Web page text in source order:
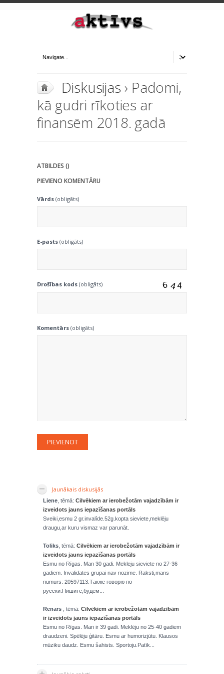
Diskusijas › Padomi,
kā gudri rīkoties ar
finansēm 2018. gadā
ATBILDES ()
PIEVIENO KOMENTĀRU
Vārds (obligāts)
E-pasts (obligāts)
Drošības kods (obligāts)
Komentārs (obligāts)
Jaunākais diskusijās
Liene , tēmā: Cilvēkiem ar ierobežotām vajadzībām ir
izveidots jauns iepazīšanas portāls
Sveiki,esmu 2 gr.invalíde.52g.kopta sieviete,meklēju
draugu,ar kuru vismaz var parunāt.
Toliks , tēmā: Cilvēkiem ar ierobežotām vajadzībām ir
izveidots jauns iepazīšanas portāls
Esmu no Rīgas. Man 30 gadi. Mekleju sieviete no 27-36
gadiem. Invalidates grupai nav nozime. Raksti,mans
numurs: 20597113.Также говорю по
русски.Пишите,будем...
Renars , tēmā: Cilvēkiem ar ierobežotām vajadzībām
ir izveidots jauns iepazīšanas portāls
Esmu no Rīgas. Man ir 39 gadi. Meklēju no 25-40 gadiem
draudzeni. Spēlēju ģitāru. Esmu ar humorizjūtu. Klausos
mūziku daudz. Esmu šahists. Sportoju.Patīk...